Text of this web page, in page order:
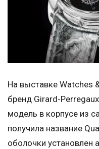
На выставке Watches
бренд Girard-
модель в корпусе из
получила название
оболочки установлен